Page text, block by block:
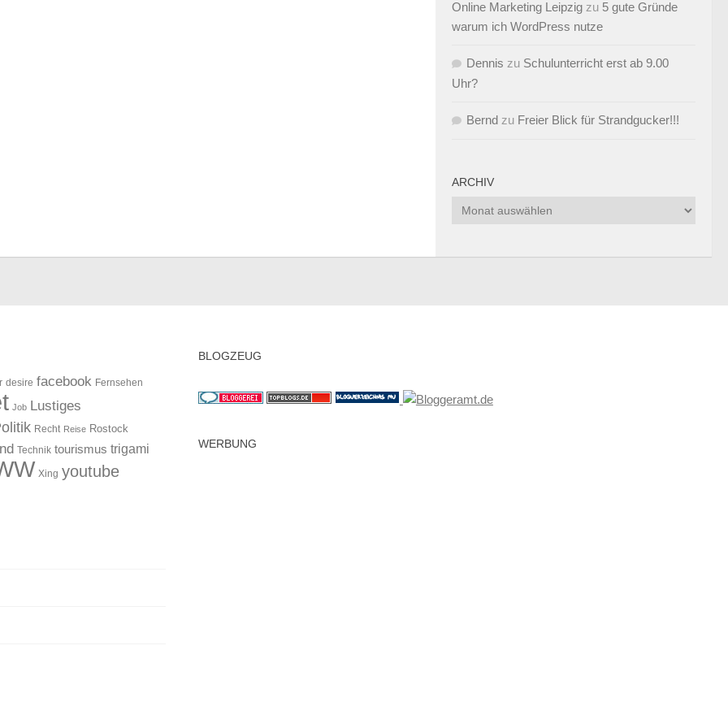
Online Marketing Leipzig zu 5 gute Gründe
warum ich WordPress nutze
Dennis zu Schulunterricht erst ab 9.00
Uhr?
Bernd zu Freier Blick für Strandgucker!!!
ARCHIV
Archiv
desire facebook Fernsehen
Job Lustiges
Recht Reise Rostock
Technik tourismus trigami
Xing youtube
BLOGZEUG
WERBUNG